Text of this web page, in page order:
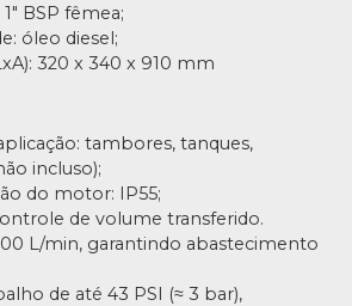
BSP fêmea;
óleo diesel;
320 x 340 x 910 mm
tambores, tanques,
incluso);
do motor: IP55;
de volume transferido.
L/min, garantindo abastecimento
de até 43 PSI (≈ 3 bar),